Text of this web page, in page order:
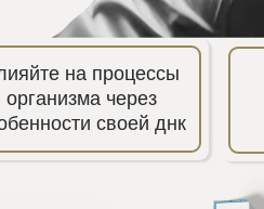
на процессы
организма через
своей днк